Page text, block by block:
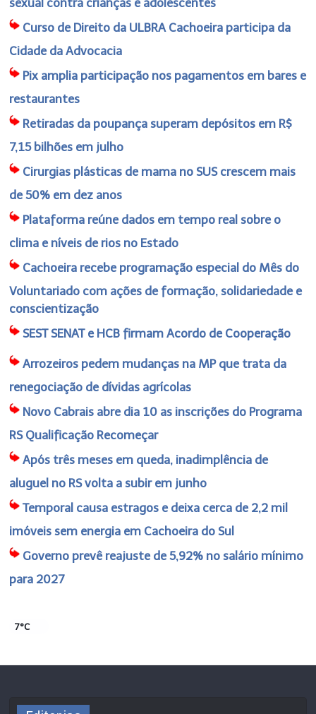
Curso de Direito da ULBRA Cachoeira participa da
Cidade da Advocacia
Pix amplia participação nos pagamentos em bares e
restaurantes
Retiradas da poupança superam depósitos em R$
7,15 bilhões em julho
Cirurgias plásticas de mama no SUS crescem mais
de 50% em dez anos
Plataforma reúne dados em tempo real sobre o
clima e níveis de rios no Estado
Cachoeira recebe programação especial do Mês do
Voluntariado com ações de formação, solidariedade e
conscientização
SEST SENAT e HCB firmam Acordo de Cooperação
Arrozeiros pedem mudanças na MP que trata da
renegociação de dívidas agrícolas
Novo Cabrais abre dia 10 as inscrições do Programa
RS Qualificação Recomeçar
Após três meses em queda, inadimplência de
aluguel no RS volta a subir em junho
Temporal causa estragos e deixa cerca de 2,2 mil
imóveis sem energia em Cachoeira do Sul
Governo prevê reajuste de 5,92% no salário mínimo
para 2027
7°C